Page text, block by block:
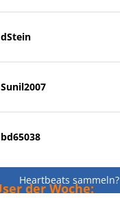
dStein
Sunil2007
bd65038
Heartbeats sammeln?
der Woche: